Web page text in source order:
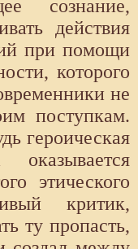
сознание,
действия
при помощи
которого
не
поступкам.
героическая
этического
критик,
ту пропасть,